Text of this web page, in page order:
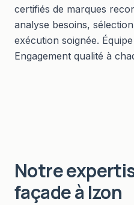
certifiés de marques
analyse besoins,
exécution soignée.
Engagement qualité à
Notre
façadeà Izon